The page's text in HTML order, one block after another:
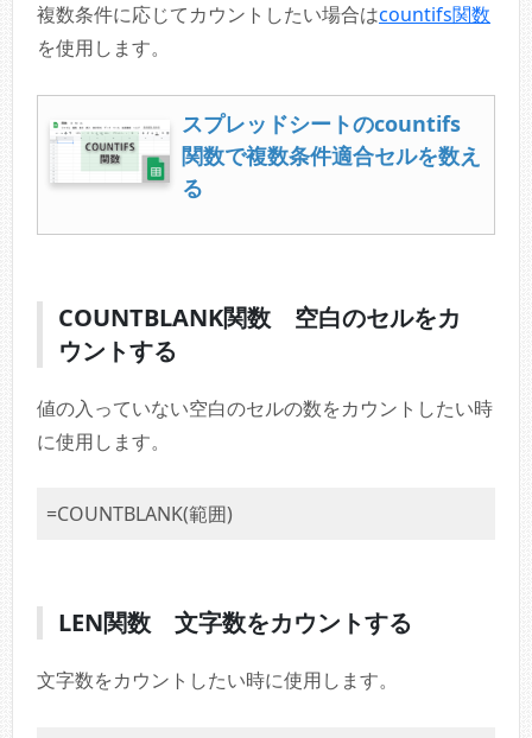
複数条件に応じてカウントしたい場合はcountifs関数
を使用します。
スプレッドシートのcountifs
関数で複数条件適合セルを数え
る
COUNTBLANK関数 空白のセルをカ
ウントする
値の入っていない空白のセルの数をカウントしたい時
に使用します。
=COUNTBLANK(範囲)
LEN関数 文字数をカウントする
文字数をカウントしたい時に使用します。